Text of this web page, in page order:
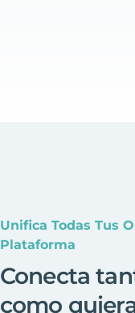
Unifica Todas Tus
Plataforma
Conecta
como